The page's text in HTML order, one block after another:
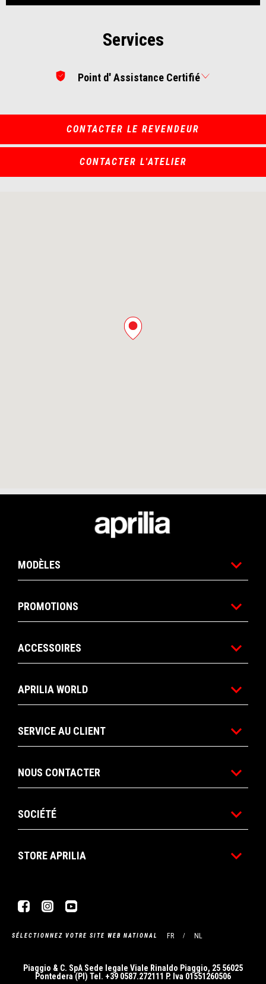
Services
Point d' Assistance Certifié
CONTACTER LE REVENDEUR
CONTACTER L'ATELIER
MODÈLES
PROMOTIONS
ACCESSOIRES
APRILIA WORLD
SERVICE AU CLIENT
NOUS CONTACTER
SOCIÉTÉ
STORE APRILIA
FacebookInstagram
SÉLECTIONNEZ VOTRE SITE WEB NATIONAL FR NL
Piaggio & C. SpA Sede legale Viale Rinaldo Piaggio, 25 56025
Pontedera (PI) Tel. +39 0587.272111 P. Iva 01551260506